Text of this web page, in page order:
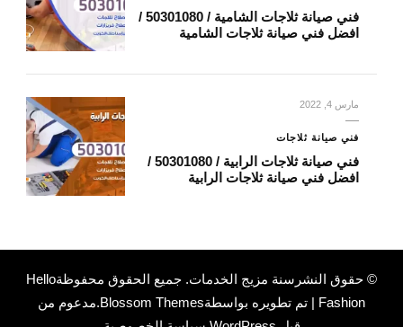
فني صيانة ثلاجات الشامية / 50301080 /
افضل فني صيانة ثلاجات الشامية
مارس 4, 2022
فني صيانة ثلاجات
فني صيانة ثلاجات الرابية / 50301080 /
افضل فني صيانة ثلاجات الرابية
© حقوق النشرسنة مزيج الخدمات. جميع الحقوق محفوظةHello
Fashion | تم تطويره بواسطة
Blossom Themes.مدعوم من